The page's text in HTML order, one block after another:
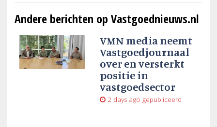
Andere berichten op Vastgoednieuws.nl
VMN media neemt
Vastgoedjournaal
over en versterkt
positie in
vastgoedsector
2 days ago gepubliceerd